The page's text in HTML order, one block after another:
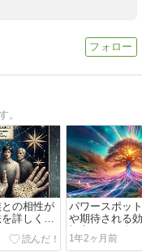
。
の相性が
詳しく解
パワースポッ
や期待される
視点など紹介
1年2ヶ月前